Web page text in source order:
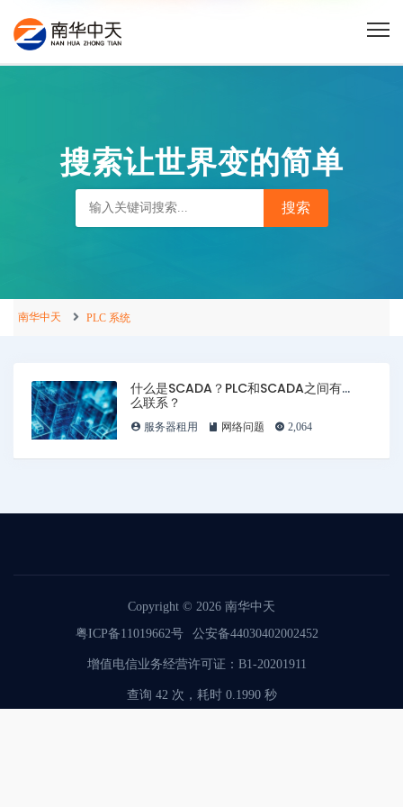
搜索让世界变的简单
南华中天 PLC 系统
什么是SCADA？PLC和SCADA之间有什
么联系？
服务器租用 网络问题 2,064
Copyright © 2026 南华中天
粤ICP备11019662号
公安备44030402002452
增值电信业务经营许可证：B1-20201911
查询 42 次，耗时 0.1990 秒